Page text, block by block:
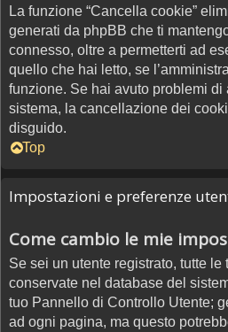
La funzione “Cancella cookie”
generati da phpBB che ti
connesso, oltre a permetterti ad
quello che hai letto, se
funzione. Se hai avuto problemi di
sistema, la cancellazione dei
disguido.
Top
Impostazioni e preferenze
Come cambio le mie
Se sei un utente registrato, tutte
conservate nel database del
tuo Pannello di Controllo Utente;
ad ogni pagina, ma questo